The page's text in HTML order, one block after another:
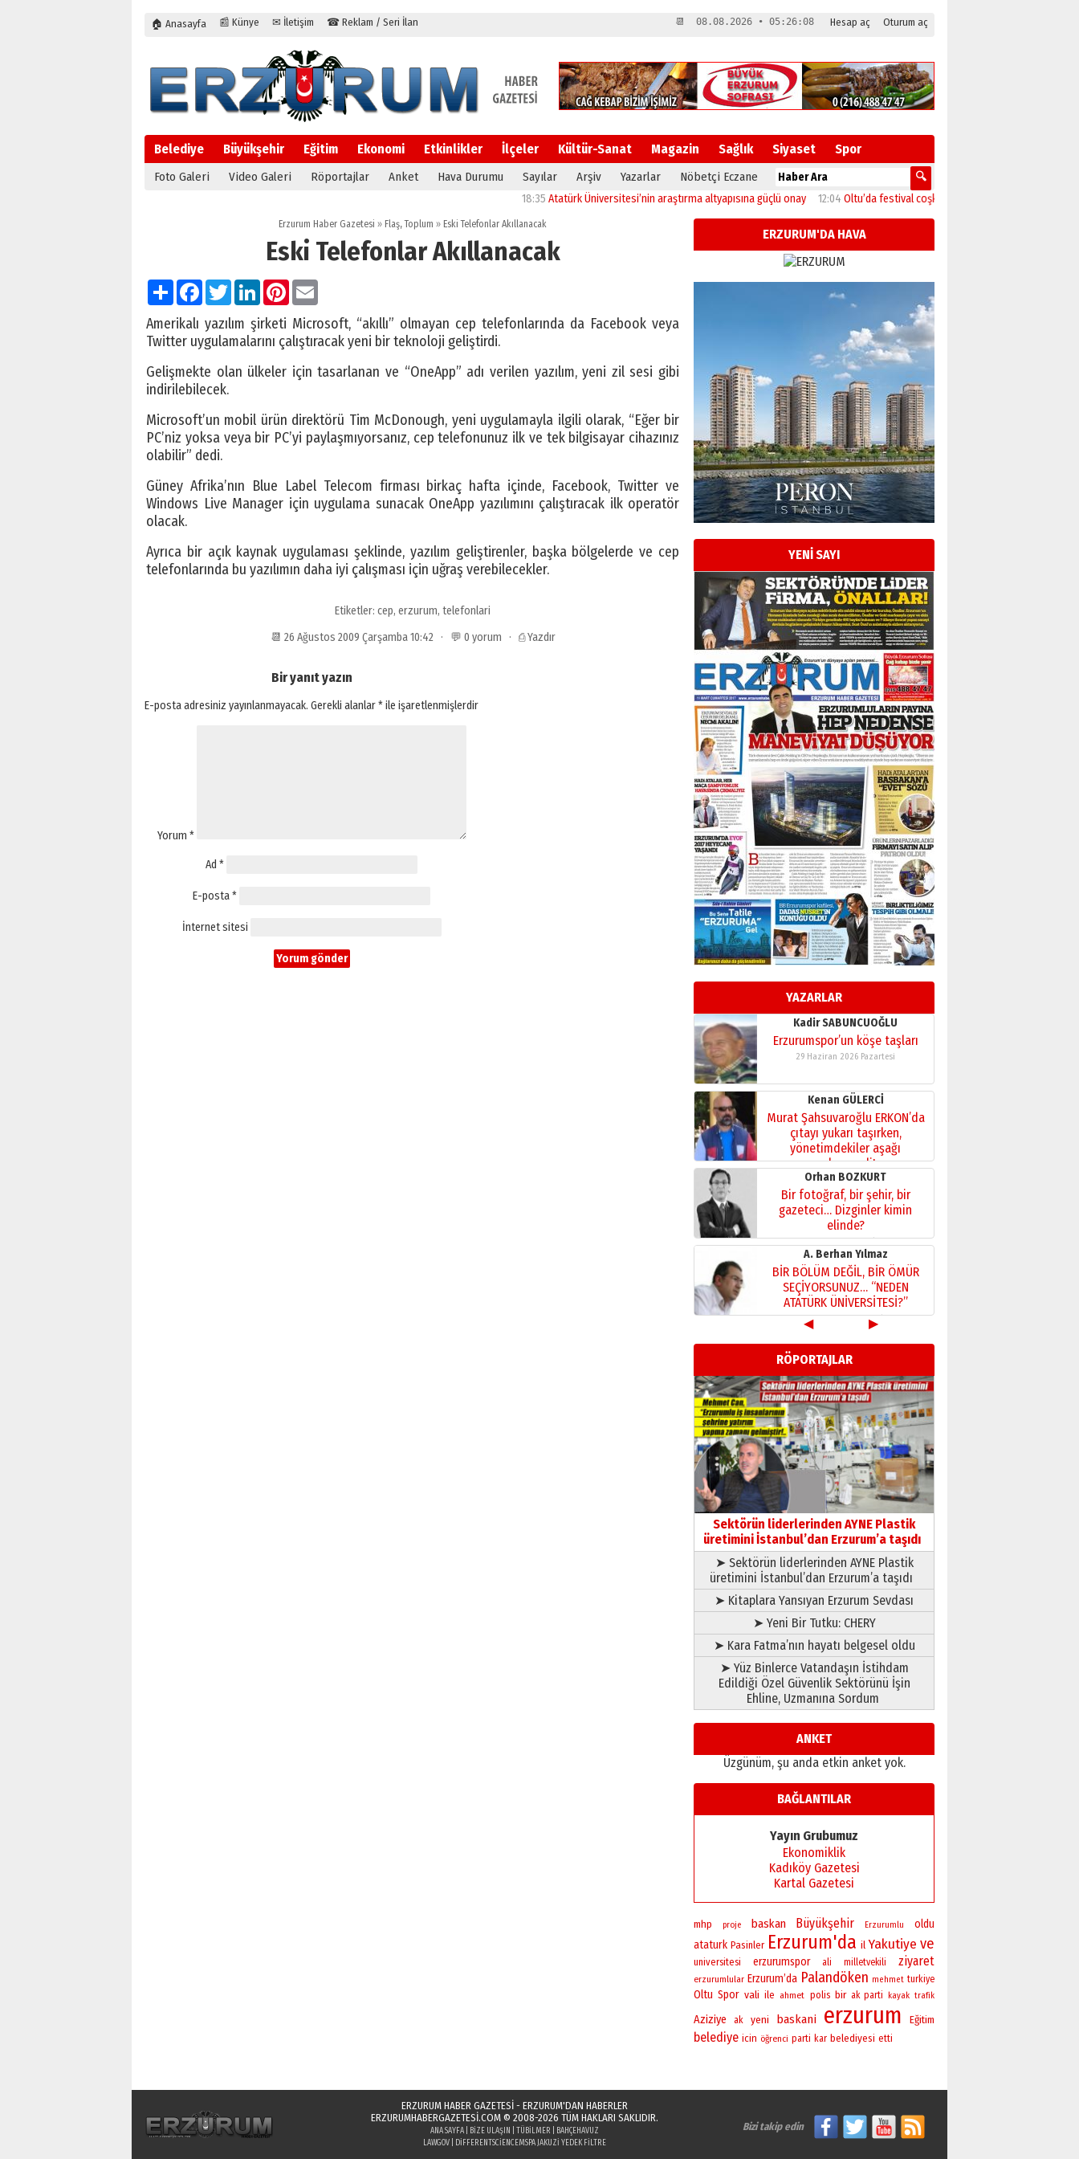
🏠 Anasayfa 📰 Künye ✉ İletişim ☎ Reklam / Seri İlan Hesap aç Oturum aç
📆 08.08.2026 • 05:26:09
Belediye Büyükşehir Eğitim Ekonomi Etkinlikler İlçeler Kültür-Sanat Magazin Sağlık Siyaset Spor
Foto Galeri Video Galeri Röportajlar Anket Hava Durumu Sayılar Arşiv Yazarlar Nöbetçi Eczane
Atatürk Üniversitesi’nin araştırma altyapısına güçlü onay 12:04 Oltu’da festival coşkusu konserle zirveye ulaştı
Erzurum Haber Gazetesi » Flaş,Toplum » Eski Telefonlar Akıllanacak
Eski Telefonlar Akıllanacak
PaylaşFacebook
TwitterLinkedInPinterest
Amerikalı yazılım şirketi Microsoft, “akıllı” olmayan cep telefonlarında da Facebook veya
Twitter uygulamalarını çalıştıracak yeni bir teknoloji geliştirdi.
Gelişmekte olan ülkeler için tasarlanan ve “OneApp” adı verilen yazılım, yeni zil sesi gibi
indirilebilecek.
Microsoft’un mobil ürün direktörü Tim McDonough, yeni uygulamayla ilgili olarak, “Eğer bir
PC’niz yoksa veya bir PC’yi paylaşmıyorsanız, cep telefonunuz ilk ve tek bilgisayar cihazınız
olabilir” dedi.
Güney Afrika’nın Blue Label Telecom firması birkaç hafta içinde, Facebook, Twitter ve
Windows Live Manager için uygulama sunacak OneApp yazılımını çalıştıracak ilk operatör
olacak.
Ayrıca bir açık kaynak uygulaması şeklinde, yazılım geliştirenler, başka bölgelerde ve cep
telefonlarında bu yazılımın daha iyi çalışması için uğraş verebilecekler.
Etiketler: cep, erzurum, telefonlari
📆 26 Ağustos 2009 Çarşamba 10:42 · 💬 0 yorum · ⎙ Yazdır
Bir yanıt yazın
E-posta adresiniz yayınlanmayacak. Gerekli alanlar*ile işaretlenmişlerdir
Yorum *
Ad *
E-posta*
İnternet sitesi
ERZURUM'DA HAVA
YENİ SAYI
YAZARLAR
Esat BİNDESEN
Başkan Sekmen’den Erzurum’a
bir vizyon proje daha!
02 Ağustos 2026 Pazar
Kadir SABUNCUOĞLU
Erzurumspor’un köşe taşları
29 Haziran 2026 Pazartesi
Kenan GÜLERCİ
Murat Şahsuvaroğlu ERKON’da
çıtayı yukarı taşırken,
yönetimdekiler aşağı
çekmemeli!
17 Şubat 2026 SalıOrhan BOZKURT
Bir fotoğraf, bir şehir, bir
gazeteci… Dizginler kimin
elinde?
31 Mart 2026 Salı
A. Berhan Yılmaz
BİR BÖLÜM DEĞİL, BİR ÖMÜR
SEÇİYORSUNUZ… “NEDEN
ATATÜRK ÜNİVERSİTESİ?”
28 Temmuz 2026 Salı
Ahmet Gökhan YAZICI
Ahmed Yesevi’den bir
Alperen… ”Reisimiz” idi…
Hakka yürüdü.!
26 Mart 2026 Perşembe
Cem Bakırcı
Ardında bıraktığı hatıralarıyla
gönül adamı Faruk Terzioğlu!
13 Mayıs 2026 Çarşamba
Esat BİNDESEN
Başkan Sekmen’den Erzurum’a
bir vizyon proje daha!
02 Ağustos 2026 Pazar
Kadir SABUNCUOĞLU
Erzurumspor’un köşe taşları
29 Haziran 2026 Pazartesi
Kenan GÜLERCİ
Murat Şahsuvaroğlu ERKON’da
çıtayı yukarı taşırken,
yönetimdekiler aşağı
çekmemeli!
17 Şubat 2026 SalıOrhan BOZKURT
Bir fotoğraf, bir şehir, bir
gazeteci… Dizginler kimin
elinde?
31 Mart 2026 Salı
A. Berhan Yılmaz
BİR BÖLÜM DEĞİL, BİR ÖMÜR
SEÇİYORSUNUZ… “NEDEN
ATATÜRK ÜNİVERSİTESİ?”
28 Temmuz 2026 Salı
Ahmet Gökhan YAZICI
Ahmed Yesevi’den bir
Alperen… ”Reisimiz” idi…
Hakka yürüdü.!
26 Mart 2026 Perşembe
Cem Bakırcı
Ardında bıraktığı hatıralarıyla
gönül adamı Faruk Terzioğlu!
13 Mayıs 2026 Çarşamba
Esat BİNDESEN
Başkan Sekmen’den Erzurum’a
bir vizyon proje daha!
02 Ağustos 2026 Pazar
◀ ▶
RÖPORTAJLAR
Sektörün liderlerinden AYNE Plastik
üretimini İstanbul’dan Erzurum’a taşıdı
➤ Sektörün liderlerinden AYNE Plastik
üretimini İstanbul’dan Erzurum’a taşıdı
➤ Kitaplara Yansıyan Erzurum Sevdası
➤ Yeni Bir Tutku: CHERY
➤ Kara Fatma’nın hayatı belgesel oldu
➤ Yüz Binlerce Vatandaşın İstihdam
Edildiği Özel Güvenlik Sektörünü İşin
Ehline, Uzmanına Sordum
ANKET
Üzgünüm, şu anda etkin anket yok.
BAĞLANTILAR
Yayın Grubumuz
Ekonomiklik
Kadıköy Gazetesi
Kartal Gazetesi
mhp proje baskan Büyükşehir Erzurumlu
oldu
ataturk Pasinler Erzurum'da il Yakutiye ve
universitesi erzurumspor ali milletvekili ziyaret
erzurumlular Erzurum’da Palandöken mehmet turkiye
Oltu Spor vali ile ahmet polis bir ak parti kayak trafik
Aziziye ak yeni baskani erzurum Eğitim
belediye icin öğrenci parti kar belediyesi etti
ERZURUM HABER GAZETESİ - ERZURUM'DAN HABERLER
ERZURUMHABERGAZETESI.COM© 2008-2026 TÜM HAKLARI SAKLIDIR.
ANA SAYFA| BIZE ULAŞIN TÜBILMER
BAHÇEHAVUZ
LAWGOV| DIFFERENTSCIENCEMSPA JAKUZI YEDEK FILTRE
Bizi takip edin